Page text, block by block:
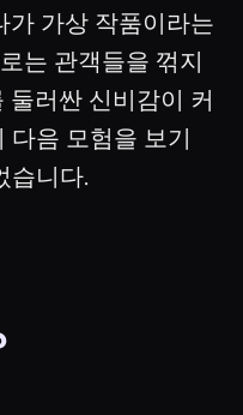
가 가상 작품이라는
는 관객들을 꺾지
둘러싼 신비감이 커
다음 모험을 보기
습니다.